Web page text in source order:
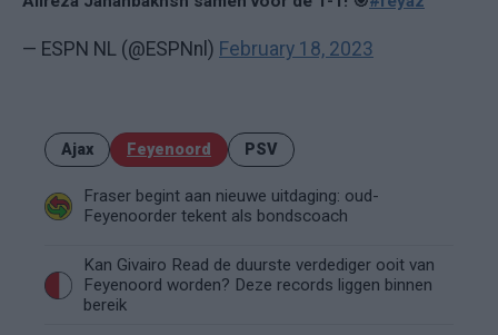
— ESPN NL (@ESPNnl) February 18, 2023
Ajax Feyenoord PSV
Fraser begint aan nieuwe uitdaging: oud-
Feyenoorder tekent als bondscoach
Kan Givairo Read de duurste verdediger ooit van
Feyenoord worden? Deze records liggen binnen
bereik